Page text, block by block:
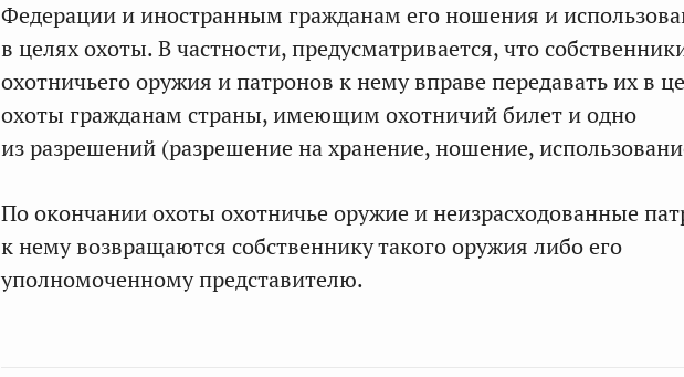
Федерации и иностранным гражданам его ношения и
в целях охоты. В частности, предусматривается, что
охотничьего оружия и патронов к нему вправе передавать их в
охоты гражданам страны, имеющим охотничий билет и одно
из разрешений (разрешение на хранение, ношение,
По окончании охоты охотничье оружие и неизрасходованные
к нему возвращаются собственнику такого оружия либо его
уполномоченному представителю.